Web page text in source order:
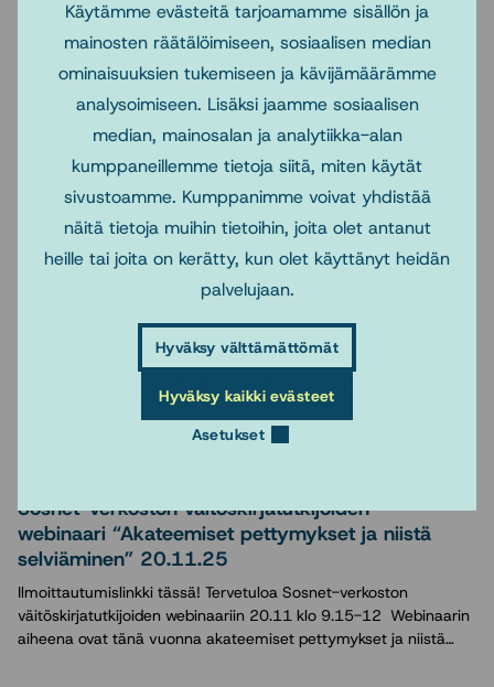
Käytämme evästeitä tarjoamamme sisällön ja
mainosten räätälöimiseen, sosiaalisen median
ominaisuuksien tukemiseen ja kävijämäärämme
analysoimiseen. Lisäksi jaamme sosiaalisen
median, mainosalan ja analytiikka-alan
kumppaneillemme tietoja siitä, miten käytät
sivustoamme. Kumppanimme voivat yhdistää
näitä tietoja muihin tietoihin, joita olet antanut
heille tai joita on kerätty, kun olet käyttänyt heidän
palvelujaan.
Hyväksy välttämättömät
Hyväksy kaikki evästeet
Asetukset
14.11.2025
Sosiaalityön tutkimuksen päivät 2026 Kuopiossa
12-13.2.
Tervetuloa Sosiaalityön tutkimuksen päiville Kuopioon 12-
13.2.2025. Teemana on ”Yhdessä paremmin”. Linkki
tapahtumaan tässä. Abstraktihaku 15.11.-15.12.2025 Jätä
abstrakti TÄSTÄ…
Sosnetin yhteistyöopintojen tarjonta kevät 2026
Turun yliopiston opintojaksoille ilmoittautumisissa Itä-Suomen ja
ratkaistu, ja Sosnet maisterivaiheen…
Sosnet-verkoston väitöskirjatutkijoiden
webinaari “Akateemiset pettymykset ja niistä
selviäminen” 20.11.25
Ilmoittautumislinkki tässä! Tervetuloa Sosnet-verkoston
väitöskirjatutkijoiden webinaariin 20.11 klo 9.15-12 Webinaarin
aiheena ovat tänä vuonna akateemiset pettymykset ja niistä…